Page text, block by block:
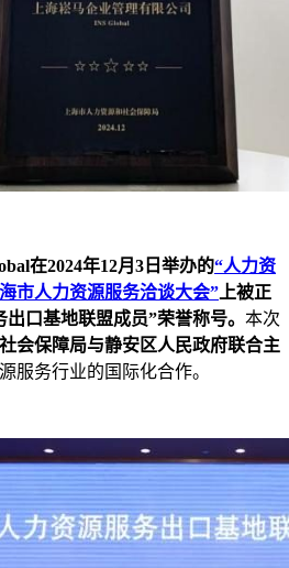
在2024年12月3日举办的“人力资
市人力资源服务洽谈大会” 上被正
口基地联盟成员”荣誉称号。 本次
会保障局与静安区人民政府联合主
服务行业的国际化合作。